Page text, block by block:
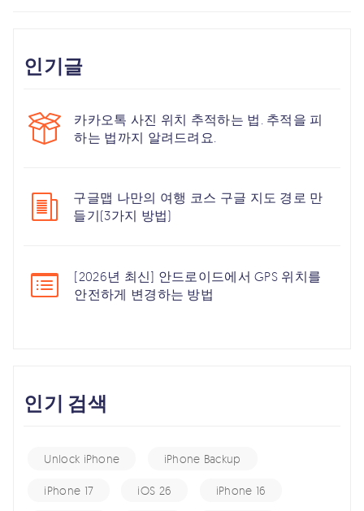
인기글
카카오톡 사진 위치 추적하는 법. 추적을 피
하는 법까지 알려드려요.
구글맵 나만의 여행 코스 구글 지도 경로 만
들기(3가지 방법)
[2026년 최신] 안드로이드에서 GPS 위치를
안전하게 변경하는 방법
인기 검색
Unlock iPhone iPhone Backup
iPhone 17 iOS 26 iPhone 16